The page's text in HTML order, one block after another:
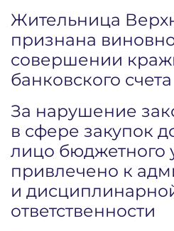
Жительница
признана
совершении
банковского счета
За нарушение
в сфере закупок
лицо бюджетного
привлечено к
и
ответственности